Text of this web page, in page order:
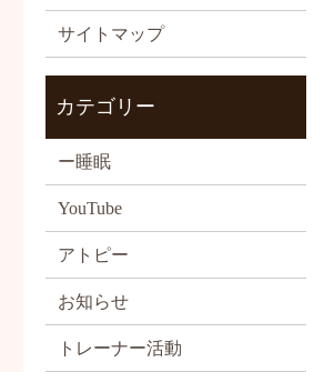
サイトマップ
カテゴリー
ー睡眠
YouTube
アトピー
お知らせ
トレーナー活動